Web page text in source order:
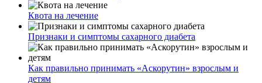
Квота на лечение
Признаки и симптомы сахарного диабета
Как правильно принимать «Аскорутин» взрослым и
детям